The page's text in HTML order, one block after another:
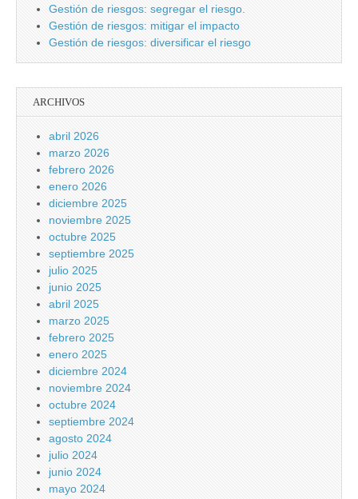
Gestión de riesgos: segregar el riesgo.
Gestión de riesgos: mitigar el impacto
Gestión de riesgos: diversificar el riesgo
ARCHIVOS
abril 2026
marzo 2026
febrero 2026
enero 2026
diciembre 2025
noviembre 2025
octubre 2025
septiembre 2025
julio 2025
junio 2025
abril 2025
marzo 2025
febrero 2025
enero 2025
diciembre 2024
noviembre 2024
octubre 2024
septiembre 2024
agosto 2024
julio 2024
junio 2024
mayo 2024